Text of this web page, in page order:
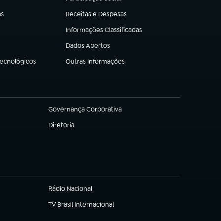
Receitas e Despesas
(abre em nova aba)
Informações Classificadas
(abre em nova aba)
Dados Abertos
(abre em nova aba)
Outras Informações
(abre em nova aba)
Governança Corporativa
(abre em nova aba)
Diretoria
(abre em nova aba)
Rádio Nacional
TV Brasil Internacional
(abre em nova aba)